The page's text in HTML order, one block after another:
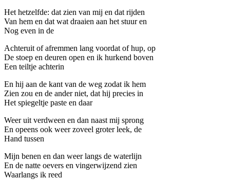
Het hetzelfde: dat zien van mij en dat rijden
Van hem en dat wat draaien aan het stuur en
Nog even in de
Achteruit of afremmen lang voordat of hup, op
De stoep en deuren open en ik hurkend boven
Een teiltje achterin
En hij aan de kant van de weg zodat ik hem
Zien zou en de ander niet, dat hij precies in
Het spiegeltje paste en daar
Weer uit verdween en dan naast mij sprong
En opeens ook weer zoveel groter leek, de
Hand tussen
Mijn benen en dan weer langs de waterlijn
En de natte oevers en vingerwijzend zien
Waarlangs ik reed